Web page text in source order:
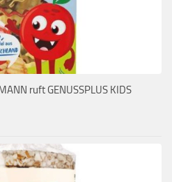
ruft GENUSSPLUS KIDS